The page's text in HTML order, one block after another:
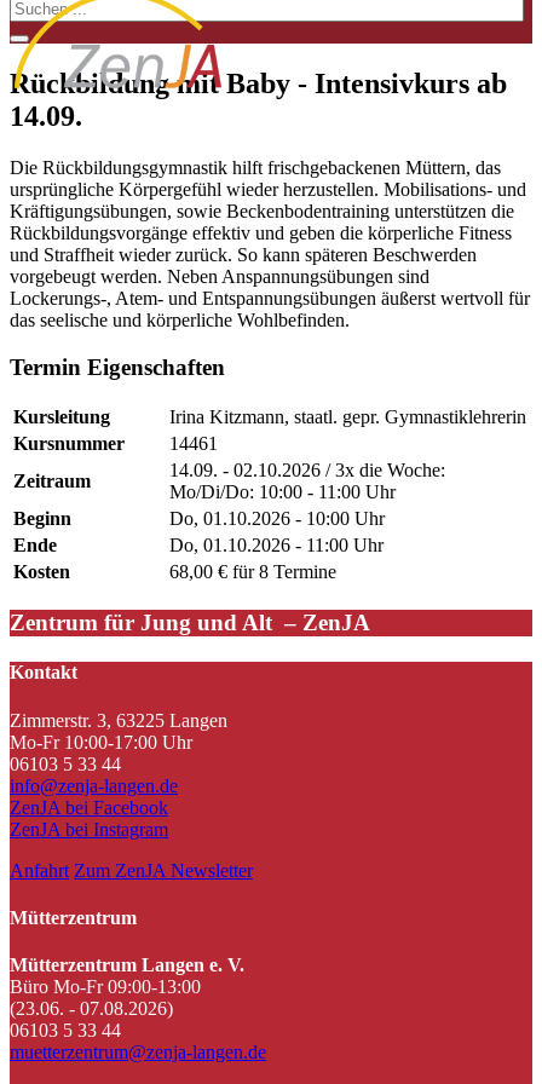
Rückbildung mit Baby - Intensivkurs ab
14.09.
Die Rückbildungsgymnastik hilft frischgebackenen Müttern, das
ursprüngliche Körpergefühl wieder herzustellen. Mobilisations- und
Kräftigungsübungen, sowie Beckenbodentraining unterstützen die
Rückbildungsvorgänge effektiv und geben die körperliche Fitness
und Straffheit wieder zurück. So kann späteren Beschwerden
vorgebeugt werden. Neben Anspannungsübungen sind
Lockerungs-, Atem- und Entspannungsübungen äußerst wertvoll für
das seelische und körperliche Wohlbefinden.
Termin Eigenschaften
Kursleitung
Irina Kitzmann, staatl. gepr. Gymnastiklehrerin
Kursnummer
14461
Zeitraum
14.09. - 02.10.2026 / 3x die Woche:
Mo/Di/Do: 10:00 - 11:00 Uhr
Beginn
Do, 01.10.2026 - 10:00 Uhr
Ende
Do, 01.10.2026 - 11:00 Uhr
Kosten
68,00 € für 8 Termine
Zentrum für Jung und Alt – ZenJA
Kontakt
Zimmerstr. 3, 63225 Langen
Mo-Fr 10:00-17:00 Uhr
06103 5 33 44
info@zenja-langen.de
ZenJA bei Facebook
ZenJA bei Instagram
Anfahrt Zum ZenJA Newsletter
Mütterzentrum
Mütterzentrum Langen e. V.
Büro Mo-Fr 09:00-13:00
(23.06. - 07.08.2026)
06103 5 33 44
muetterzentrum@zenja-langen.de